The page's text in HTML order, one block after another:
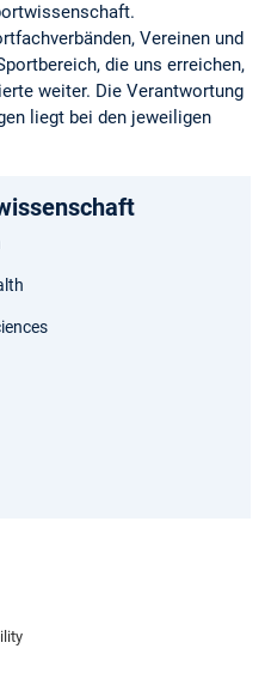
Vereinen und
die uns erreichen,
weiter. Die Verantwortung
liegt bei den jeweiligen